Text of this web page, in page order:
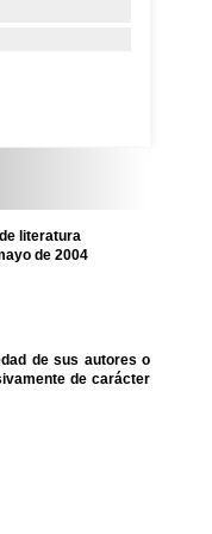
literatura
de 2004
de sus autores o
de carácter